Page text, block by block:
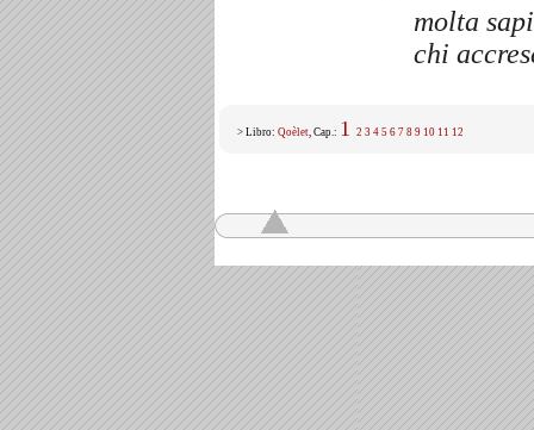
molta
chi
> Libro: Qoèlet, Cap.: 1 2 3 4 5 6 7 8 9 10 11 12